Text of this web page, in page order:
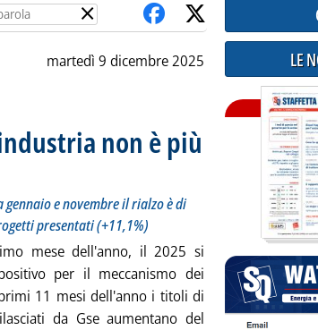
×
martedì 9 dicembre 2025
non è più
e novembre il rialzo è di
presentati (+11,1%)
mese dell'anno, il 2025 si
per il meccanismo dei
11 mesi dell'anno i titoli di
da Gse aumentano del
LE